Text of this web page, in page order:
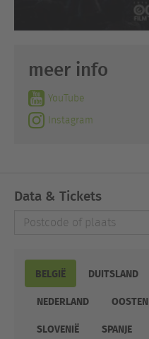
meer info
YouTube
Instagram
Data & Tickets
Postcode
BELGIË DUITSLAND
NEDERLAND
SLOVENIË
SPANJE